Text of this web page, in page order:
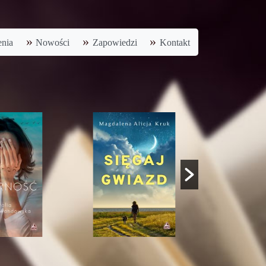
Nowości Zapowiedzi Kontakt